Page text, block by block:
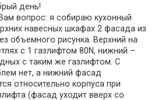
день!
вопрос: я собираю кухонный
навесных шкафах 2 фасада из
объемного рисунка. Верхний на
с 1 газлифтом 80N, нижний –
с таким же газлифтом. С
нет, а нижний фасад
относительно корпуса при
(фасад уходит вверх со